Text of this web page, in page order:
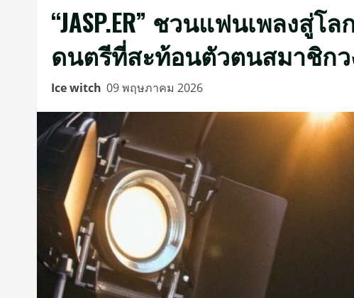
“JASP.ER” ชวนแฟนเพลงสู่โ
ดนตรีที่สะท้อนตัวตนสมาชิกว
Ice witch 09 พฤษภาคม 2026